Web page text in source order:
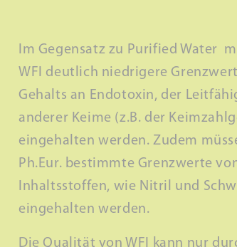
Im Gegensatz zu Purified Water
WFI deutlich niedrigere
Gehalts an Endotoxin, der
anderer Keime (z.B. der
eingehalten werden. Zudem
Ph.Eur. bestimmte Grenzwerte
Inhaltsstoffen, wie Nitril und
eingehalten werden.
Die Qualität von WFI kann nur